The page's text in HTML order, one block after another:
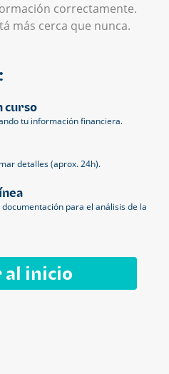
correctamente.
más cerca que nunca.
curso
tu información financiera.
detalles (aprox. 24h).
para el análisis de la
al inicio